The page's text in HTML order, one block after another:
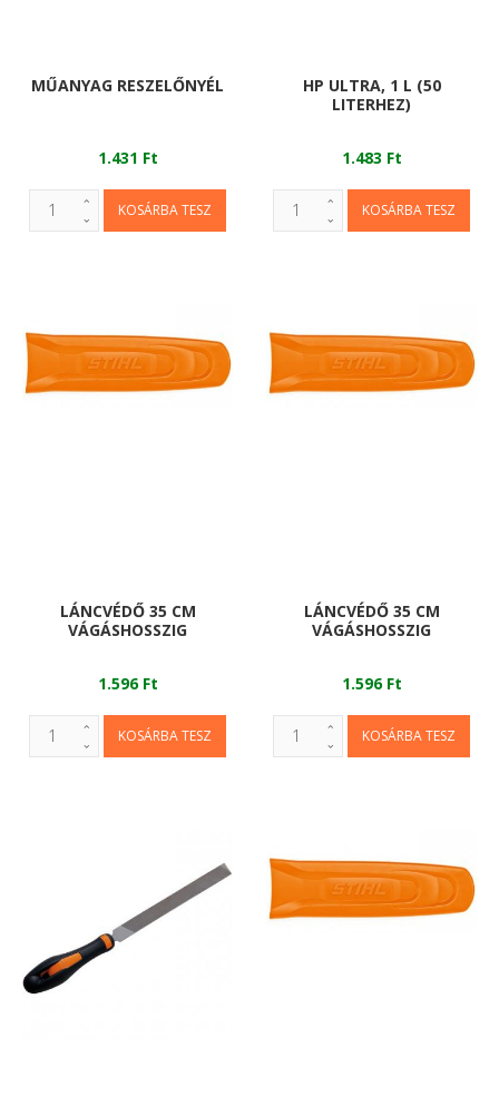
MŰANYAG RESZELŐNYÉL
1.431 Ft
HP ULTRA, 1 L (50
LITERHEZ)
1.483 Ft
LÁNCVÉDŐ 35 CM
VÁGÁSHOSSZIG
1.596 Ft
LÁNCVÉDŐ 35 CM
VÁGÁSHOSSZIG
1.596 Ft